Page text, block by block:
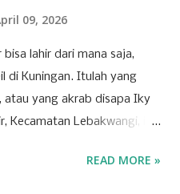
09, 2026
lahir dari mana saja,
di Kuningan. Itulah yang
atau yang akrab disapa Iky
Kecamatan Lebakwangi, ini
nasional. Nama Iky
READ MORE »